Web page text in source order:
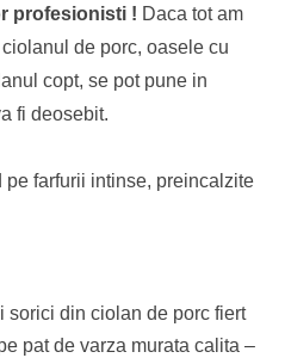
profesionisti ! Daca tot am
de porc, oasele cu
copt, se pot pune in
fi deosebit.
pe farfurii intinse, preincalzite
sorici din ciolan de porc fiert
pat de varza murata calita –